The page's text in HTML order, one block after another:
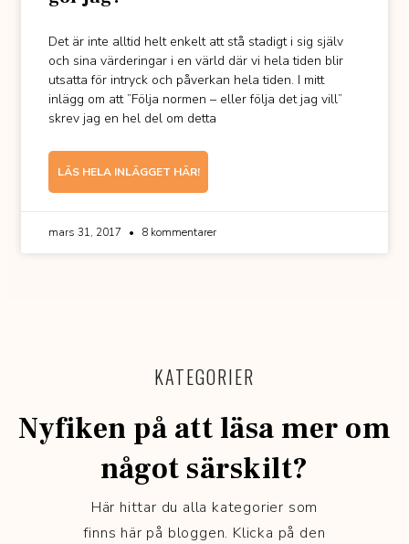
Det är inte alltid helt enkelt att stå stadigt i sig själv
och sina värderingar i en värld där vi hela tiden blir
utsatta för intryck och påverkan hela tiden. I mitt
inlägg om att ”Följa normen – eller följa det jag vill”
skrev jag en hel del om detta
LÄS HELA INLÄGGET HÄR!
mars 31, 2017 8 kommentarer
KATEGORIER
Nyfiken på att läsa mer om
något särskilt?
Här hittar du alla kategorier som
finns här på bloggen. Klicka på den